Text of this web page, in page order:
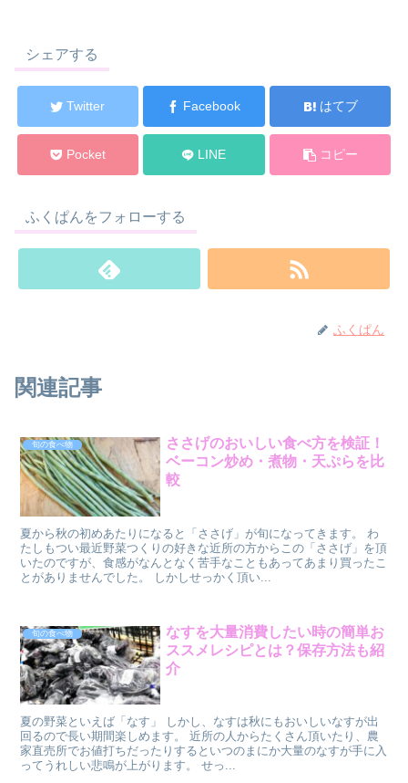
シェアする
Twitter Facebook はてブ
Pocket LINE コピー
ふくぱんをフォローする
ふくぱん
関連記事
旬の食べ物
ささげのおいしい食べ方を検証！
ベーコン炒め・煮物・天ぷらを比
較
夏から秋の初めあたりになると「ささげ」が旬になってきます。 わ
たしもつい最近野菜つくりの好きな近所の方からこの「ささげ」を頂
いたのですが、食感がなんとなく苦手なこともあってあまり買ったこ
とがありませんでした。 しかしせっかく頂い...
旬の食べ物
なすを大量消費したい時の簡単お
ススメレシピとは？保存方法も紹
介
夏の野菜といえば「なす」 しかし、なすは秋にもおいしいなすが出
回るので長い期間楽しめます。 近所の人からたくさん頂いたり、農
家直売所でお値打ちだったりするといつのまにか大量のなすが手に入
ってうれしい悲鳴が上がります。 せっ...